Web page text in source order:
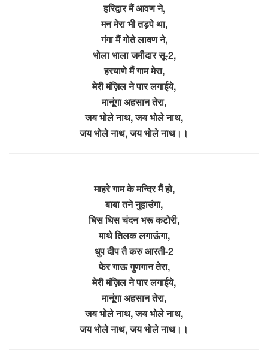
हरिद्वार मैं आवण ने,
मन मेरा भी तड़पे था,
गंगा मैं गोते लावण ने,
भोला भाला जमीदार सू-2,
हरयाणे मैं गाम मेरा,
मेरी मंज़िल ने पार लगाईये,
मानूंगा अहसान तेरा,
जय भोले नाथ, जय भोले नाथ,
जय भोले नाथ, जय भोले नाथ।।
माहरे गाम के मन्दिर मैं हो,
बाबा तने नुहाउंगा,
घिस घिस चंदन भरू कटोरी,
माथे तिलक लगाऊंगा,
धुप दीप तै करु आरती-2
फेर गाऊ गुणगान तेरा,
मेरी मंज़िल ने पार लगाईये,
मानूंगा अहसान तेरा,
जय भोले नाथ, जय भोले नाथ,
जय भोले नाथ, जय भोले नाथ।।